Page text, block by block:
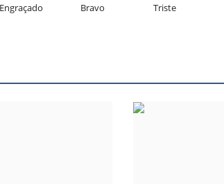
Engraçado Bravo Triste